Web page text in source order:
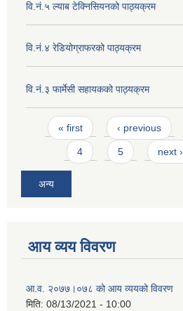
वि.नं.५ ल्याब टेक्निसियनको पाठ्यक्रम
वि.नं.४ रेडियोग्राफरको पाठ्यक्रम
वि.नं.३ फार्मेसी सहायकको पाठ्यक्रम
Pages
« first ‹ previous
4 5 next ›
अन्य
आय व्यय विवरण
आ.व. २०७७।०७८ को आय व्ययको विवरण
मिति: 08/13/2021 - 10:00